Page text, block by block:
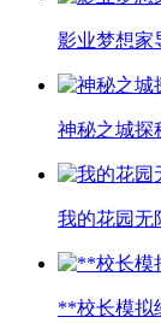
影业梦想家
神秘之城探
我的花园无
**校长模拟